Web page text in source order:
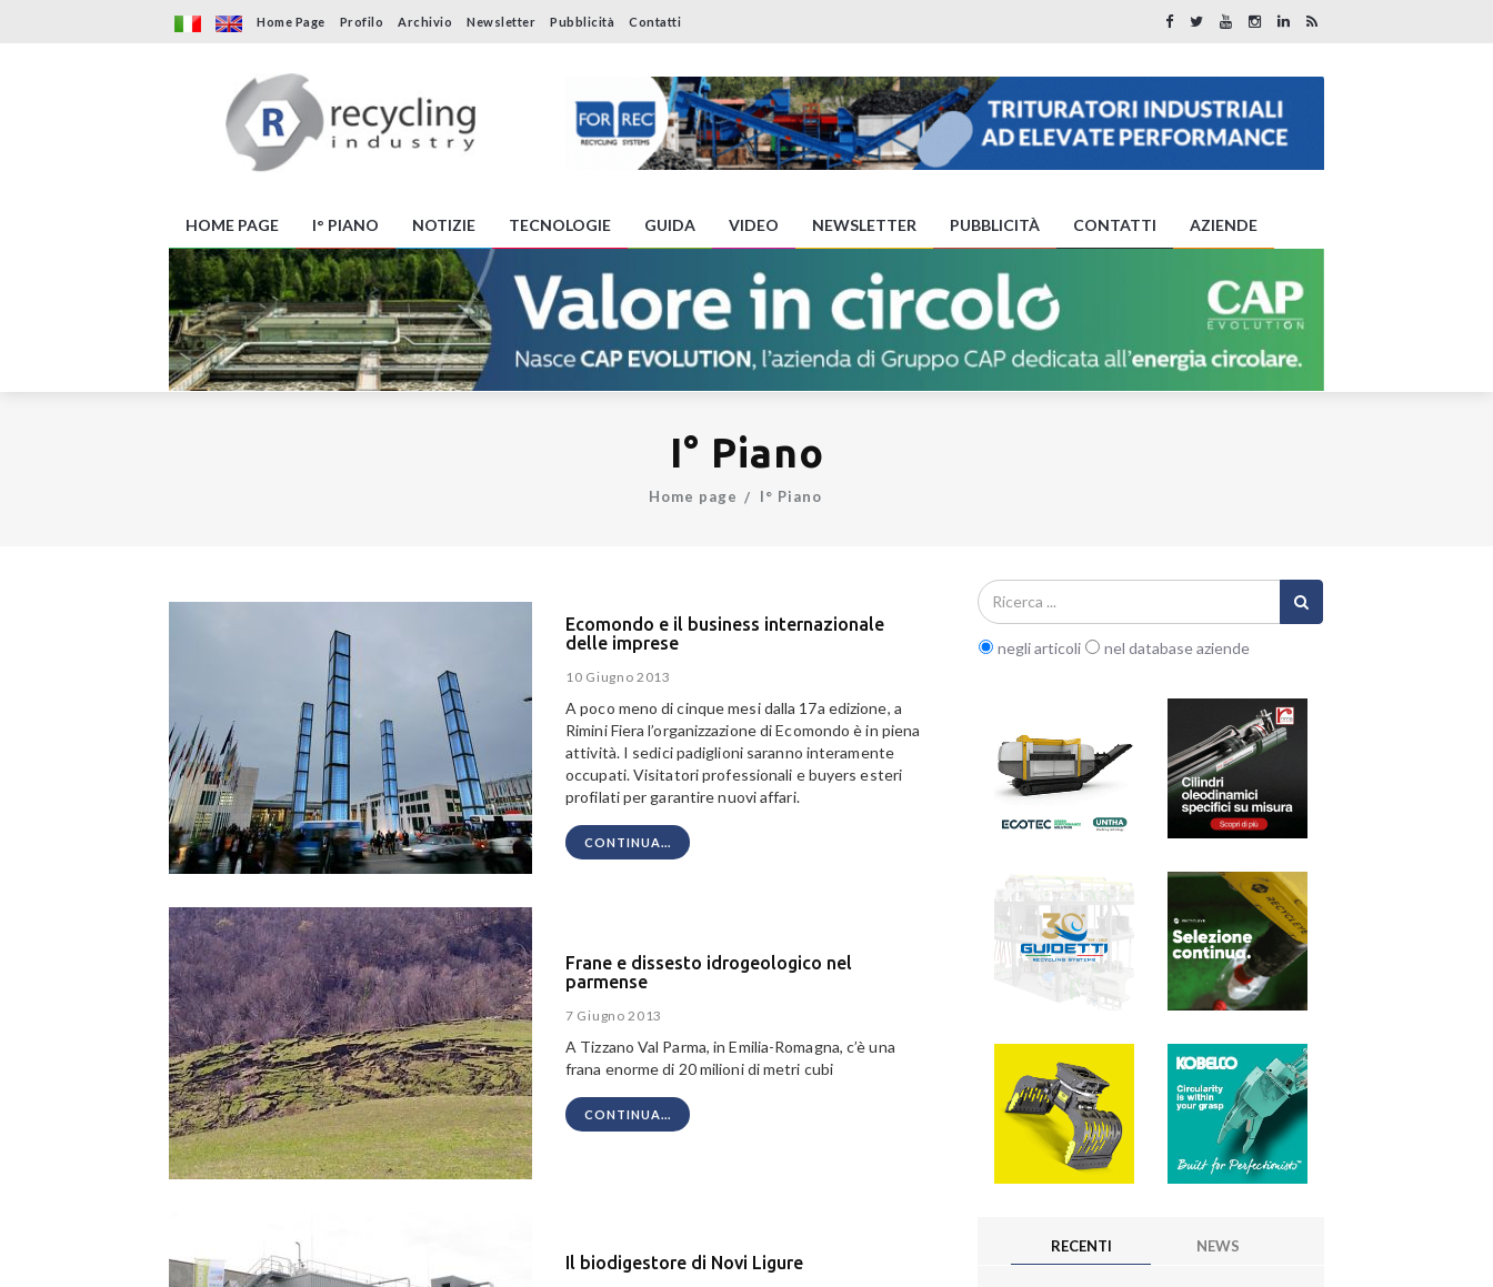
Home Page Profilo Archivio Newsletter Pubblicità Contatti
HOME PAGE I° PIANO NOTIZIE TECNOLOGIE GUIDA VIDEO NEWSLETTER PUBBLICITÀ CONTATTI AZIENDE
I° Piano
Home page I° Piano
Ecomondo e il business internazionale
delle imprese
10 Giugno 2013
A poco meno di cinque mesi dalla 17a edizione, a
Rimini Fiera l’organizzazione di Ecomondo è in piena
attività. I sedici padiglioni saranno interamente
occupati. Visitatori professionali e buyers esteri
profilati per garantire nuovi affari.
CONTINUA...
Frane e dissesto idrogeologico nel
parmense
7 Giugno 2013
A Tizzano Val Parma, in Emilia-Romagna, c’è una
frana enorme di 20 milioni di metri cubi
CONTINUA...
Il biodigestore di Novi Ligure
negli articoli nel database aziende
RECENTI NEWS